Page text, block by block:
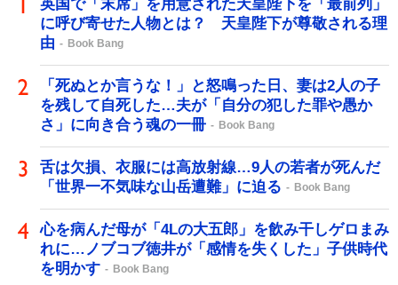
英国で「末席」を用意された天皇陛下を「最前列」
に呼び寄せた人物とは？ 天皇陛下が尊敬される理
由
Book Bang
「死ぬとか言うな！」と怒鳴った日、妻は2人の子
を残して自死した…夫が「自分の犯した罪や愚か
さ」に向き合う魂の一冊
Book Bang
舌は欠損、衣服には高放射線…9人の若者が死んだ
「世界一不気味な山岳遭難」に迫る
Book Bang
心を病んだ母が「4Lの大五郎」を飲み干しゲロまみ
れに…ノブコブ徳井が「感情を失くした」子供時代
を明かす
Book Bang